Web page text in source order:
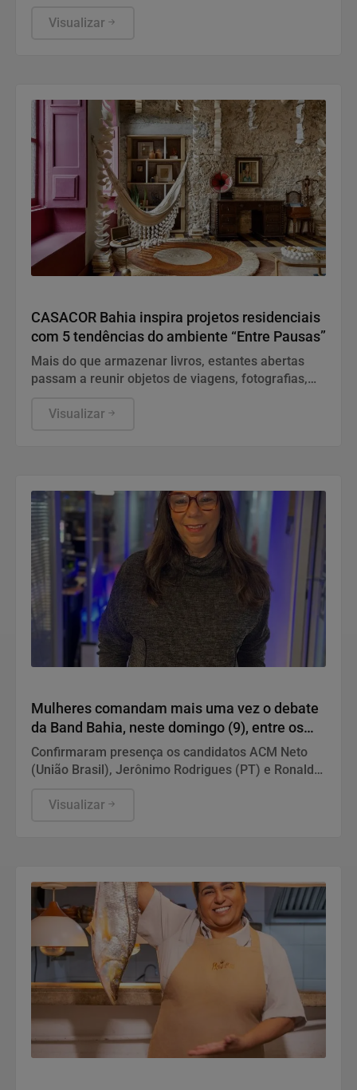
Visualizar
CASACOR Bahia inspira projetos residenciais
com 5 tendências do ambiente “Entre Pausas”
Mais do que armazenar livros, estantes abertas
passam a reunir objetos de viagens, fotografias,
Visualizar
Mulheres comandam mais uma vez o debate
da Band Bahia, neste domingo (9), entre os
candidatos ao Governo do Estado
Confirmaram presença os candidatos ACM Neto
(União Brasil), Jerônimo Rodrigues (PT) e Ronaldo
ou coligações cujos partidos possuem, no mínimo,
Visualizar